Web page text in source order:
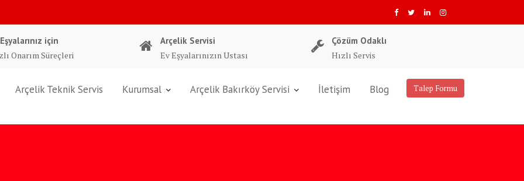
için
Onarım Süreçleri
Arçelik Servisi
Ev Eşyalarınızın Ustası
Çözüm Odaklı
Hızlı Servis
Talep Formu
Arçelik Teknik Servis Kurumsal Arçelik Bakırköy Servisi İletişim Blog